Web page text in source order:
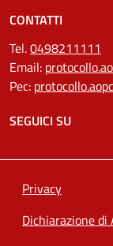
CONTATTI
Tel.0498211111
Email:
Pec:
SEGUICI SU
Privacy
Dichiarazione di